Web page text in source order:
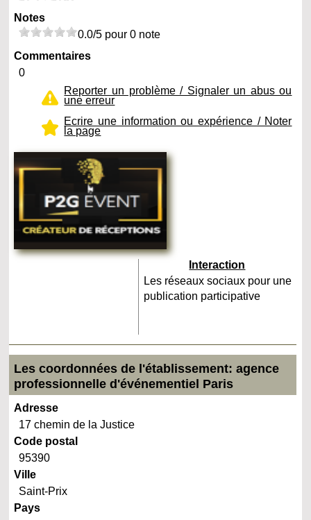
Notes
0.0/5 pour 0 note
Commentaires
0
Reporter un problème / Signaler un abus ou
une erreur
Ecrire une information ou expérience / Noter
la page
Interaction
Les réseaux sociaux pour une
publication participative
Les coordonnées de l'établissement: agence
professionnelle d'événementiel Paris
Adresse
17 chemin de la Justice
Code postal
95390
Ville
Saint-Prix
Pays